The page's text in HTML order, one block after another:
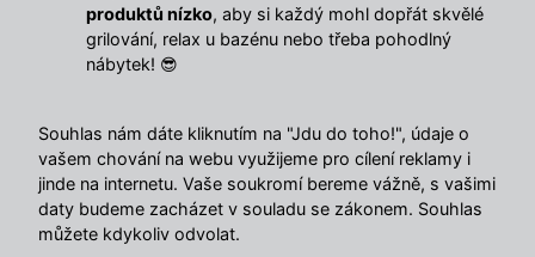
produktů nízko, aby si každý mohl dopřát skvělé
grilování, relax u bazénu nebo třeba pohodlný
nábytek! 😎
Souhlas nám dáte kliknutím na "Jdu do toho!", údaje o
vašem chování na webu využijeme pro cílení reklamy i
jinde na internetu. Vaše soukromí bereme vážně, s vašimi
daty budeme zacházet v souladu se zákonem. Souhlas
můžete kdykoliv odvolat.
Popis
Závěsná lampa z ratanu a dřeva – kompaktní elegance pro
Dodejte svému interiéru jedinečný styl s touto závěsnou
lampou v přírodním provedení. Menší rozměry ji
předurčují k použití v útulných prostorách, zatímco
kombinace ratanu a dřeva přináší lehkost a přírodní krásu
do moderních i rustikálních interiérů.